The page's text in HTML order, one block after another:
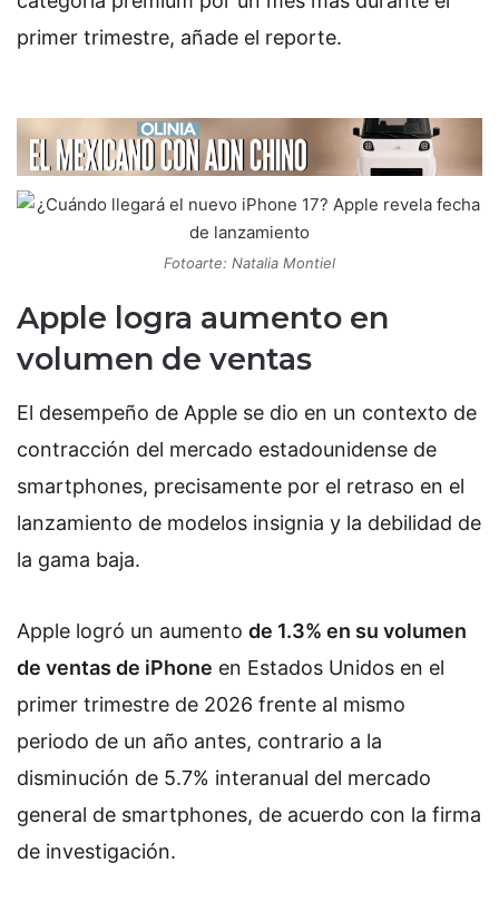
primer trimestre, añade el reporte.
Fotoarte: Natalia Montiel
Apple logra aumento en
volumen de ventas
El desempeño de Apple se dio en un contexto de
contracción del mercado estadounidense de
smartphones, precisamente por el retraso en el
lanzamiento de modelos insignia y la debilidad de
la gama baja.
Apple logró un aumento de 1.3% en su volumen
de ventas de iPhone en Estados Unidos en el
primer trimestre de 2026 frente al mismo
periodo de un año antes, contrario a la
disminución de 5.7% interanual del mercado
general de smartphones, de acuerdo con la firma
de investigación.